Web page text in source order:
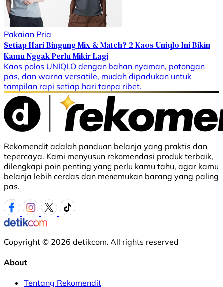
Pakaian Pria
Setiap Hari Bingung Mix & Match? 2 Kaos Uniqlo Ini Bikin
Kamu Nggak Perlu Mikir Lagi
Kaos polos UNIQLO dengan bahan nyaman, potongan
pas, dan warna versatile, mudah dipadukan untuk
tampilan rapi setiap hari tanpa ribet.
Rekomendit adalah panduan belanja yang praktis dan
tepercaya. Kami menyusun rekomendasi produk terbaik,
dilengkapi poin penting yang perlu kamu tahu, agar kamu
belanja lebih cerdas dan menemukan barang yang paling
pas.
Copyright © 2026 detikcom. All rights reserved
About
Tentang Rekomendit